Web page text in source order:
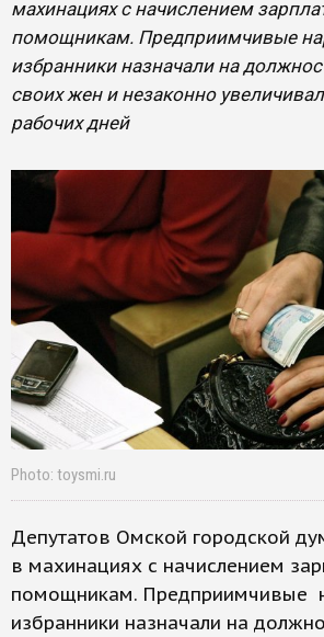
махинациях с начислением
помощникам. Предприимчивые
избранники назначали на
своих жен и незаконно
рабочих дней
Photo: toysmi.ru
Депутатов Омской городской
в махинациях с начислением
помощникам. Предприимчивые
избранники назначали на